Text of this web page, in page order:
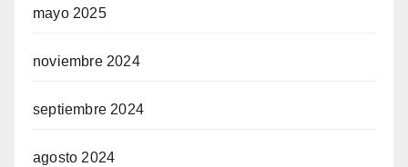
mayo 2025
noviembre 2024
septiembre 2024
agosto 2024